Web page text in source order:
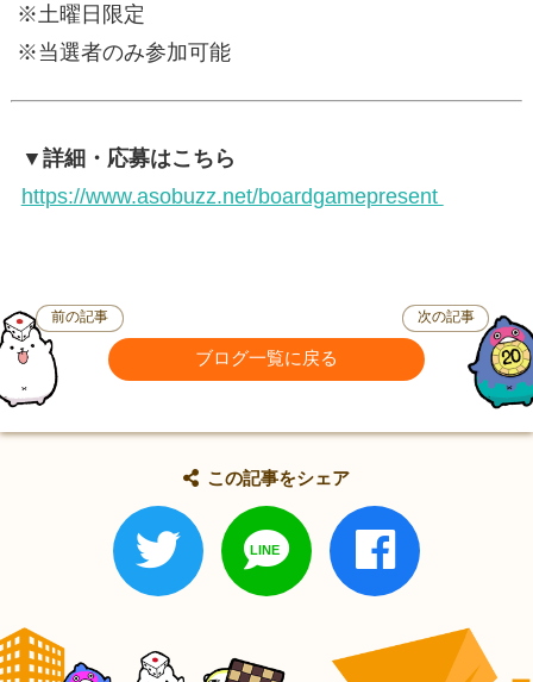
※土曜日限定
※当選者のみ参加可能
▼詳細・応募はこちら
https://www.asobuzz.net/boardgamepresent
前の記事
ブログ一覧に戻る
次の記事
この記事をシェア